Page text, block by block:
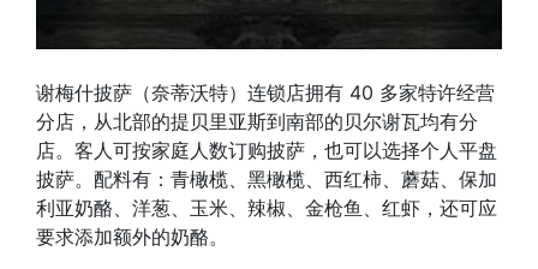
谢梅什披萨（奈蒂沃特）连锁店拥有 40 多家特许经营
分店，从北部的提贝里亚斯到南部的贝尔谢瓦均有分
店。客人可按家庭人数订购披萨，也可以选择个人平盘
披萨。配料有：青橄榄、黑橄榄、西红柿、蘑菇、保加
利亚奶酪、洋葱、玉米、辣椒、金枪鱼、红虾，还可应
要求添加额外的奶酪。